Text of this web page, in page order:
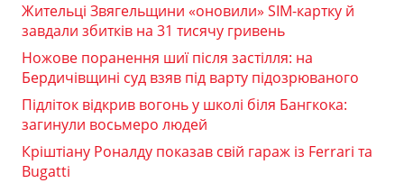
Жительці Звягельщини «оновили» SIM-картку й
завдали збитків на 31 тисячу гривень
Ножове поранення шиї після застілля: на
Бердичівщині суд взяв під варту підозрюваного
Підліток відкрив вогонь у школі біля Бангкока:
загинули восьмеро людей
Кріштіану Роналду показав свій гараж із Ferrari та
Bugatti